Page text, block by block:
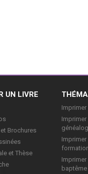
UN LIVRE
Brochures
et Thèse
Imprimer
baptême